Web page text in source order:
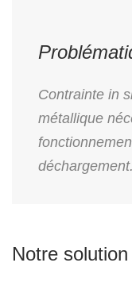
Contrainte in
métallique
déchargement.
Notre solution